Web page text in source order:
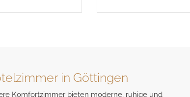
in Göttingen